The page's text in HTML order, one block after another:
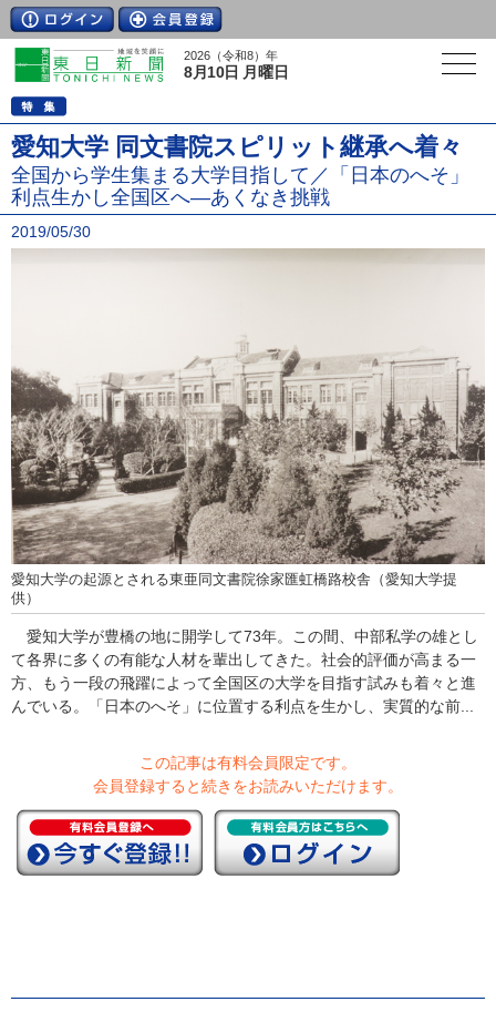
2026（令和8）年
8月10日 月曜日
愛知大学 同文書院スピリット継承へ着々
全国から学生集まる大学目指して／「日本のへそ」
利点生かし全国区へ―あくなき挑戦
2019/05/30
愛知大学の起源とされる東亜同文書院徐家匯虹橋路校舎（愛知大学提
供）
愛知大学が豊橋の地に開学して73年。この間、中部私学の雄とし
て各界に多くの有能な人材を輩出してきた。社会的評価が高まる一
方、もう一段の飛躍によって全国区の大学を目指す試みも着々と進
んでいる。「日本のへそ」に位置する利点を生かし、実質的な前...
この記事は有料会員限定です。
会員登録すると続きをお読みいただけます。